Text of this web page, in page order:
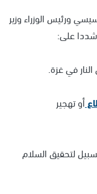
ورئيس الوزراء وزير
شددا على:
في غزة.
أو تهجير
لتحقيق السلام